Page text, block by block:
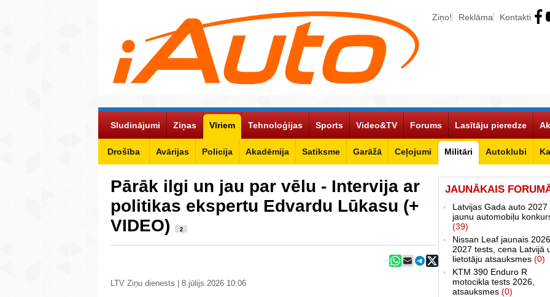
Ziņo! Reklāma Kontakti
Sludinājumi Ziņas Vīriem
Drošība Avārijas Policija Akadēmija Satiksme Garāžā Ceļojumi Militāri Autoklubi
Tehnoloģijas Sports Video&TV Forums Lasītāju pieredze
Pārāk ilgi un jau par vēlu - Intervija ar
politikas ekspertu Edvardu Lūkasu (+
VIDEO)
2
LTV Ziņu dienests | 8.jūlijs 2026 10:06
JAUNĀKAIS
Latvijas Gada auto 2027
jaunu automobiļu
(39)
Nissan Leaf jaunais
2027 tests, cena Latvijā
lietotāju atsauksmes (0)
KTM 390 Enduro R
motocikla tests 2026,
atsauksmes (0)